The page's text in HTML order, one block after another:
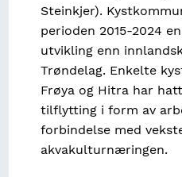
Steinkjer).
perioden 2015-2024
utvikling enn
Trøndelag. Enkelte
Frøya og Hitra har
tilflytting i form av
forbindelse med
akvakulturnæringen.